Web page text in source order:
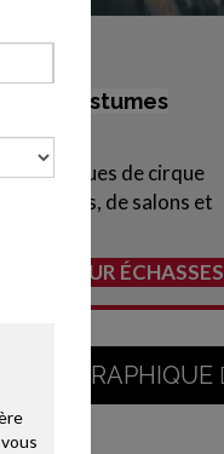
des costumes
techniques de cirque
festivals, de salons et
SUR ÉCHASSES